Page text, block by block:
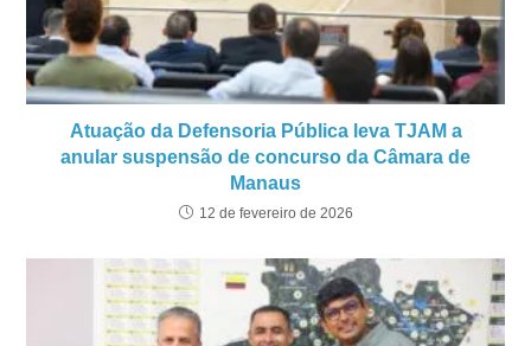
Atuação da Defensoria Pública leva TJAM a
anular suspensão de concurso da Câmara de
Manaus
12 de fevereiro de 2026